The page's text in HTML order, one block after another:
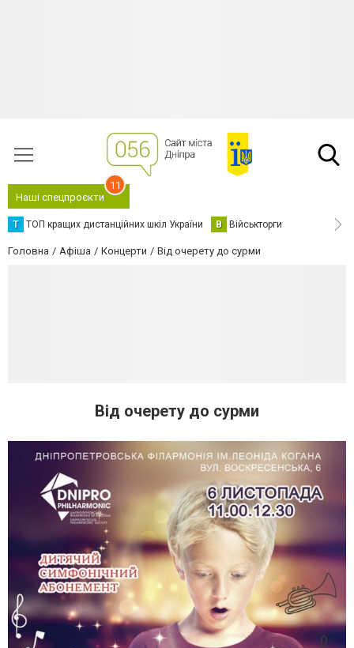
Наші спецпроєкти
11
Т ТОП кращих дистанційних шкіл України В Військторги
Головна Афіша Концерти Від очерету до сурми
Від очерету до сурми